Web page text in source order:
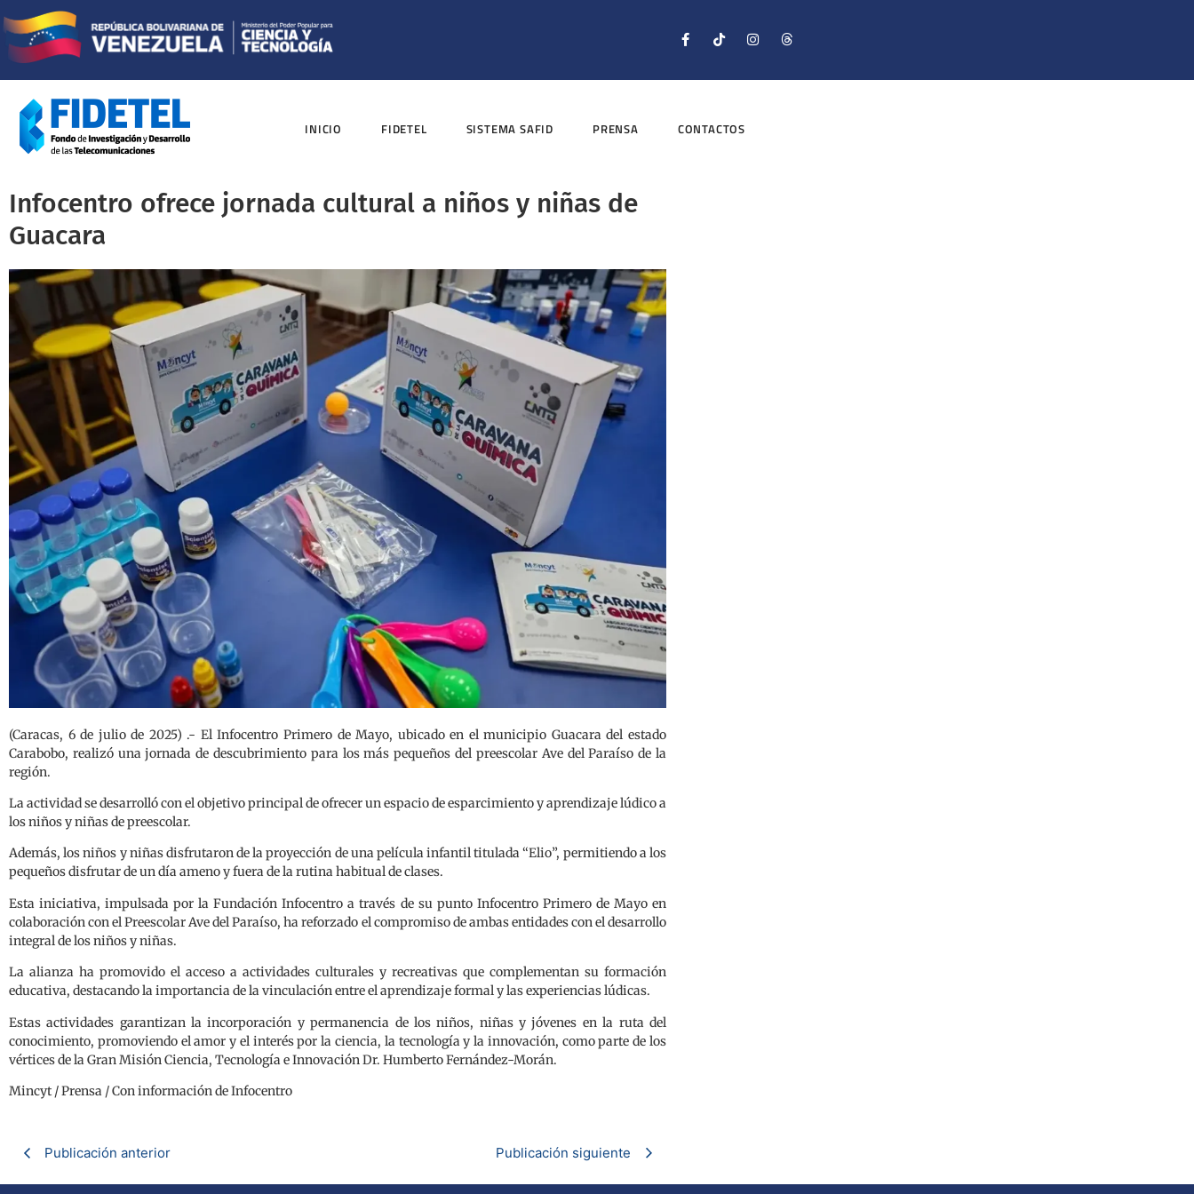
INICIO FIDETEL SISTEMA SAFID PRENSA CONTACTOS
Infocentro ofrece jornada cultural a niños y niñas de
Guacara
(Caracas, 6 de julio de 2025) .- El Infocentro Primero de Mayo, ubicado en el municipio Guacara del estado
Carabobo, realizó una jornada de descubrimiento para los más pequeños del preescolar Ave del Paraíso de la
región.
La actividad se desarrolló con el objetivo principal de ofrecer un espacio de esparcimiento y aprendizaje lúdico a
los niños y niñas de preescolar.
Además, los niños y niñas disfrutaron de la proyección de una película infantil titulada “Elio”, permitiendo a los
pequeños disfrutar de un día ameno y fuera de la rutina habitual de clases.
Esta iniciativa, impulsada por la Fundación Infocentro a través de su punto Infocentro Primero de Mayo en
colaboración con el Preescolar Ave del Paraíso, ha reforzado el compromiso de ambas entidades con el desarrollo
integral de los niños y niñas.
La alianza ha promovido el acceso a actividades culturales y recreativas que complementan su formación
educativa, destacando la importancia de la vinculación entre el aprendizaje formal y las experiencias lúdicas.
Estas actividades garantizan la incorporación y permanencia de los niños, niñas y jóvenes en la ruta del
conocimiento, promoviendo el amor y el interés por la ciencia, la tecnología y la innovación, como parte de los
vértices de la Gran Misión Ciencia, Tecnología e Innovación Dr. Humberto Fernández-Morán.
Mincyt / Prensa / Con información de Infocentro
Publicación anterior Publicación siguiente